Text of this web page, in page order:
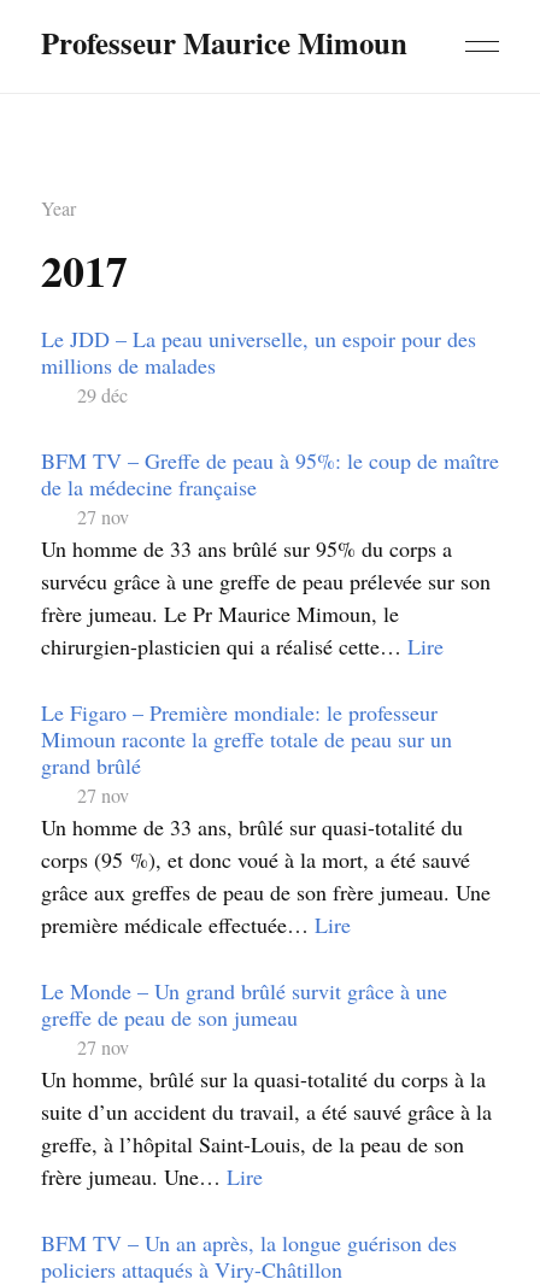
Professeur Maurice Mimoun
Year
2017
Le JDD – La peau universelle, un espoir pour des
millions de malades
29 déc
BFM TV – Greffe de peau à 95%: le coup de maître
de la médecine française
27 nov
Un homme de 33 ans brûlé sur 95% du corps a
survécu grâce à une greffe de peau prélevée sur son
frère jumeau. Le Pr Maurice Mimoun, le
chirurgien-plasticien qui a réalisé cette… Lire
Le Figaro – Première mondiale: le professeur
Mimoun raconte la greffe totale de peau sur un
grand brûlé
27 nov
Un homme de 33 ans, brûlé sur quasi-totalité du
corps (95 %), et donc voué à la mort, a été sauvé
grâce aux greffes de peau de son frère jumeau. Une
première médicale effectuée… Lire
Le Monde – Un grand brûlé survit grâce à une
greffe de peau de son jumeau
27 nov
Un homme, brûlé sur la quasi-totalité du corps à la
suite d’un accident du travail, a été sauvé grâce à la
greffe, à l’hôpital Saint-Louis, de la peau de son
frère jumeau. Une… Lire
BFM TV – Un an après, la longue guérison des
policiers attaqués à Viry-Châtillon